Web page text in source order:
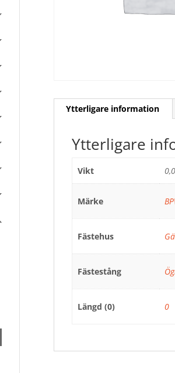
Ytterligare information
Ytterligare
Vikt
Märke
Fästehus
Fästestång
Längd (0) 0